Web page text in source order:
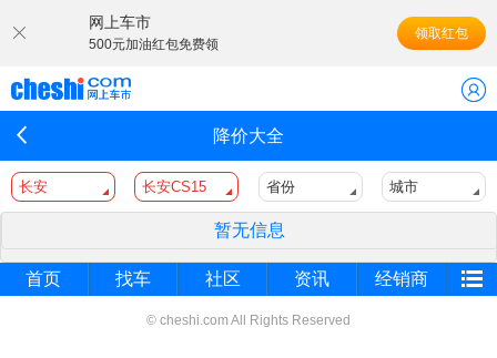
网上车市
500元加油红包免费领
领取红包
降价大全
长安 长安CS15 省份 城市
暂无信息
首页 找车 社区 资讯 经销商
© cheshi.com All Rights Reserved